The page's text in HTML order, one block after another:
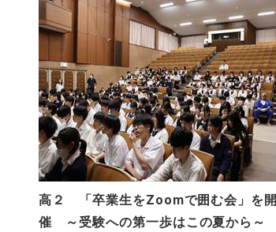
高２ 「卒業生をZoomで囲む会」を開
催 ～受験への第一歩はこの夏から～